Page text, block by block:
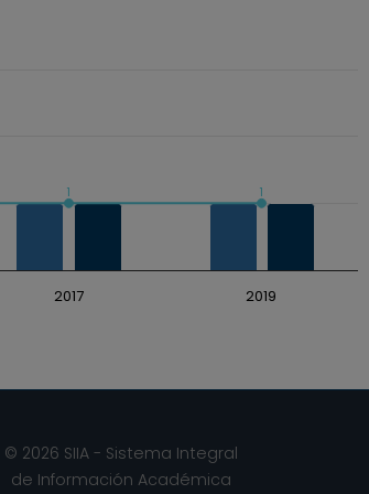
1 1
2017 2019
© 2026 SIIA - Sistema Integral
de Información Académica